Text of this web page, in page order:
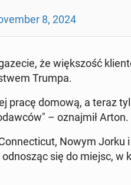
8, 2024
że więk­szość
Trumpa.
pracę domową, a teraz
– oznaj­mił Arton.
Nowym Jorku
się do miejsc, w